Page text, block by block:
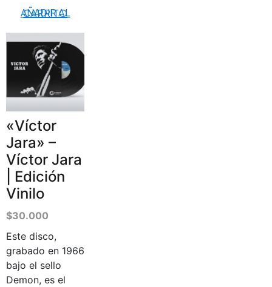
AÑADIR AL CARRITO
«Víctor
Jara» –
Víctor Jara
| Edición
Vinilo
$30.000
Este disco,
grabado en 1966
bajo el sello
Demon, es el